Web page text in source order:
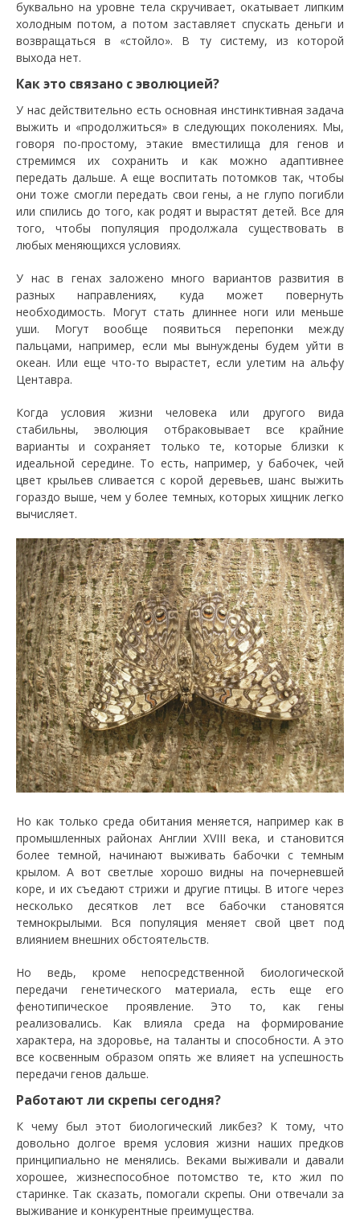
буквально на уровне тела скручивает, окатывает липким
холодным потом, а потом заставляет спускать деньги и
возвращаться в «стойло». В ту систему, из которой
выхода нет.
Как это связано с эволюцией?
У нас действительно есть основная инстинктивная задача
выжить и «продолжиться» в следующих поколениях. Мы,
говоря по-простому, этакие вместилища для генов и
стремимся их сохранить и как можно адаптивнее
передать дальше. А еще воспитать потомков так, чтобы
они тоже смогли передать свои гены, а не глупо погибли
или спились до того, как родят и вырастят детей. Все для
того, чтобы популяция продолжала существовать в
любых меняющихся условиях.
У нас в генах заложено много вариантов развития в
разных направлениях, куда может повернуть
необходимость. Могут стать длиннее ноги или меньше
уши. Могут вообще появиться перепонки между
пальцами, например, если мы вынуждены будем уйти в
океан. Или еще что-то вырастет, если улетим на альфу
Центавра.
Когда условия жизни человека или другого вида
стабильны, эволюция отбраковывает все крайние
варианты и сохраняет только те, которые близки к
идеальной середине. То есть, например, у бабочек, чей
цвет крыльев сливается с корой деревьев, шанс выжить
гораздо выше, чем у более темных, которых хищник легко
вычисляет.
Но как только среда обитания меняется, например как в
промышленных районах Англии XVIII века, и становится
более темной, начинают выживать бабочки с темным
крылом. А вот светлые хорошо видны на почерневшей
коре, и их съедают стрижи и другие птицы. В итоге через
несколько десятков лет все бабочки становятся
темнокрылыми. Вся популяция меняет свой цвет под
влиянием внешних обстоятельств.
Но ведь, кроме непосредственной биологической
передачи генетического материала, есть еще его
фенотипическое проявление. Это то, как гены
реализовались. Как влияла среда на формирование
характера, на здоровье, на таланты и способности. А это
все косвенным образом опять же влияет на успешность
передачи генов дальше.
Работают ли скрепы сегодня?
К чему был этот биологический ликбез? К тому, что
довольно долгое время условия жизни наших предков
принципиально не менялись. Веками выживали и давали
хорошее, жизнеспособное потомство те, кто жил по
старинке. Так сказать, помогали скрепы. Они отвечали за
выживание и конкурентные преимущества.